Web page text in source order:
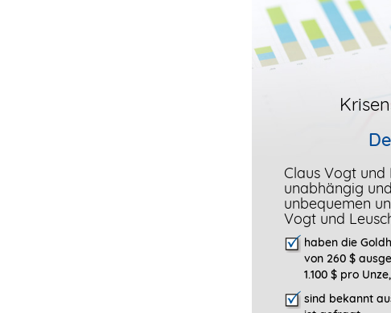
Claus Vogt und
unabhängig
unbequemen
Vogt und
haben die
von 260 $
1.100 $ pro Unze,
sind bekannt